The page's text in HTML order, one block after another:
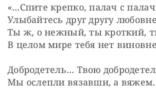
«…Спите крепко, палач с
Улыбайтесь друг другу
Ты ж, о нежный, ты кроткий,
В целом мире тебя нет
Добродетель… Твою
Мы ослепли вязавши, а